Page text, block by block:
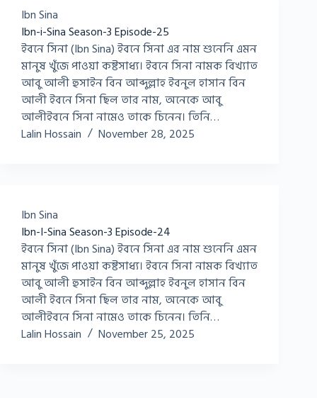
Ibn Sina
Ibn-i-Sina Season-3 Episode-25
ইবনে সিনা (Ibn Sina) ইবনে সিনা এর নাম শুনেনি এমন
মানুষ খুঁজে পাওয়া কষ্টসাধ্য। ইবনে সিনা নামক বিখ্যাত
আবু আলী হুসাইন বিন আব্দুল্লাহ ইবনুল হাসান বিন
আলী ইবনে সিনা ছিল তার নাম, অনেকে আবু
আলীইবনে সিনা নামেও তাকে চিনেন। তিনি…
Lalin Hossain
November 28, 2025
Ibn Sina
Ibn-I-Sina Season-3 Episode-24
ইবনে সিনা (Ibn Sina) ইবনে সিনা এর নাম শুনেনি এমন
মানুষ খুঁজে পাওয়া কষ্টসাধ্য। ইবনে সিনা নামক বিখ্যাত
আবু আলী হুসাইন বিন আব্দুল্লাহ ইবনুল হাসান বিন
আলী ইবনে সিনা ছিল তার নাম, অনেকে আবু
আলীইবনে সিনা নামেও তাকে চিনেন। তিনি…
Lalin Hossain
November 25, 2025